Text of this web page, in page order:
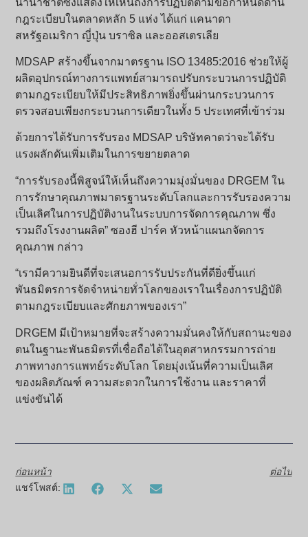
กฎระเบียบในตลาดหลัก 5 แห่ง ได้แก่ แคนาดา
สหรัฐอเมริกา ญี่ปุ่น บราซิล และออสเตรเลีย
MDSAP สร้างขึ้นจากมาตรฐาน ISO 13485:2016 ช่วยให้ผู้
ผลิตอุปกรณ์ทางการแพทย์สามารถปรับกระบวนการปฏิบัติ
ตามกฎระเบียบให้มีประสิทธิภาพยิ่งขึ้นผ่านกระบวนการ
ตรวจสอบเพียงกระบวนการเดียวในทั้ง 5 ประเทศที่เข้าร่วม
ด้วยการได้รับการรับรอง MDSAP บริษัทคาดว่าจะได้รับ
แรงผลักดันเพิ่มเติมในการขยายตลาด
“การรับรองนี้พิสูจน์ให้เห็นถึงความมุ่งมั่นของ DRGEM ใน
การรักษาคุณภาพมาตรฐานระดับโลกและการรับรองความ
เป็นเลิศในการปฏิบัติงานในระบบการจัดการคุณภาพ ซึ่ง
รวมถึงโรงงานผลิต” ซองฮี ปาร์ค หัวหน้าแผนกจัดการ
คุณภาพ กล่าว
“เรามีความยินดีที่จะเสนอการรับประกันที่ดียิ่งขึ้นแก่
พันธมิตรการจัดจำหน่ายทั่วโลกของเราในเรื่องการปฏิบัติ
ตามกฎระเบียบและศักยภาพของเรา”
DRGEM มีเป้าหมายที่จะสร้างความมั่นคงให้กับสถานะของ
ตนในฐานะพันธมิตรที่เชื่อถือได้ในอุตสาหกรรมการถ่าย
ภาพทางการแพทย์ระดับโลก โดยมุ่งเน้นที่ความเป็นเลิศ
ของผลิตภัณฑ์ ความสะดวกในการใช้งาน และราคาที่
แข่งขันได้
ก่อนหน้า
ต่อไป
แชร์โพสต์: